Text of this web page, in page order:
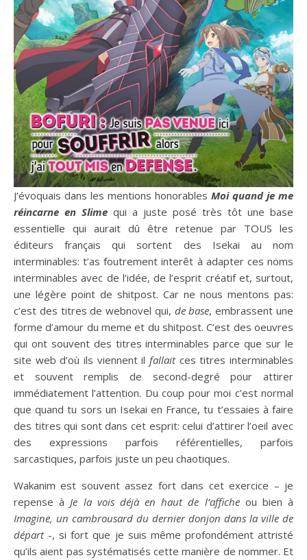
J’évoquais dans les mentions honorables Moi quand je me
réincarne en Slime qui a juste posé très tôt une base
essentielle qui aurait dû être retenue par TOUS les
éditeurs français qui sortent des Isekai au nom
interminables: t’as foutrement interêt à adapter ces noms
interminables avec de l’idée, de l’esprit créatif et, surtout,
une légère point de shitpost. Car ne nous mentons pas:
c’est des titres de webnovel qui, de base, embrassent une
forme d’amour du meme et du shitpost. C’est des oeuvres
qui ont souvent des titres interminables parce que sur le
site web d’où ils viennent il fallaitces titres interminables
et souvent remplis de second-degré pour attirer
immédiatement l’attention. Du coup pour moi c’est normal
que quand tu sors un Isekai en France, tu t’essaies à faire
des titres qui sont dans cet esprit: celui d’attirer l’oeil avec
des expressions parfois référentielles, parfois
sarcastiques, parfois juste un peu chaotiques.
Wakanim est souvent assez fort dans cet exercice – je
repense àJe la vois déjà en haut de l’afficheou bien à
Imagine, un cambrousard du dernier donjon dans la ville de
départ-, si fort que je suis même profondément attristé
qu’ils aient pas systématisés cette manière de nommer. Et